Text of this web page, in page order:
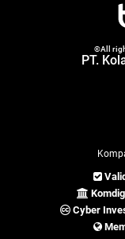
©All
PT.
Cyber